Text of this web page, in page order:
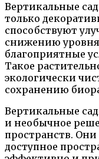
Вертикальные
только
способствуют
снижению
благоприятные
Такое
экологически
сохранению
Вертикальные
и необычное
пространств. Они
доступное